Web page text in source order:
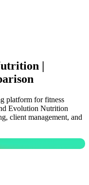
|
platform for fitness
Evolution Nutrition
client management, and